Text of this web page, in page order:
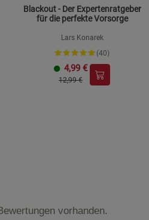
Blackout - Der Expertenratgeber
für die perfekte Vorsorge
Lars Konarek
(40)
4,99 €
12,99 €
vorhanden.